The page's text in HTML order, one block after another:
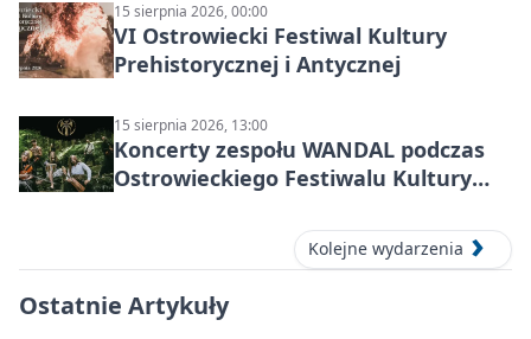
15 sierpnia 2026, 00:00
VI Ostrowiecki Festiwal Kultury
Prehistorycznej i Antycznej
15 sierpnia 2026, 13:00
Koncerty zespołu WANDAL podczas
Ostrowieckiego Festiwalu Kultury
Kolejne wydarzenia
Ostatnie Artykuły